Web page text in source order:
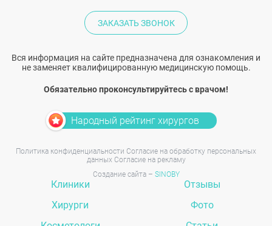
ЗАКАЗАТЬ ЗВОНОК
Вся информация на сайте предназначена для ознакомления и
не заменяет квалифицированную медицинскую помощь.
Обязательно проконсультируйтесь с врачом!
Народный рейтинг хирургов
Политика конфиденциальности Согласие на обработку персональных
данных Согласие на рекламу
Создание сайта – SINOBY
Клиники
Хирурги
Отзывы
Фото